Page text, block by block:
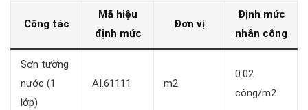
Công tác
Mã hiệu
định mức
Đơn vị
Định mức
nhân công
Sơn tường
nước (1
lớp)
AI.61111 m2
0.02
công/m2